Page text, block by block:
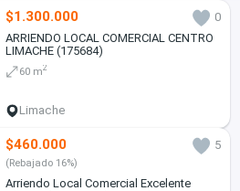
$1.300.000
0
ARRIENDO LOCAL COMERCIAL CENTRO
LIMACHE (175684)
60 m2
Limache
$460.000 5
(Rebajado 16%)
Arriendo Local Comercial Excelente